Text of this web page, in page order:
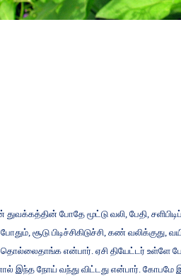
துவக்கத்தின் போதே மூட்டு வலி, பேதி,
போதும், சூடு பிடிச்சிகிடுச்சி, கண் வலிக்குது,
தொல்லைதாங்க என்பார். ஏசி தியேட்டர் உள்ளே
இந்த நோய் வந்து விட்டது என்பார். கோபமே